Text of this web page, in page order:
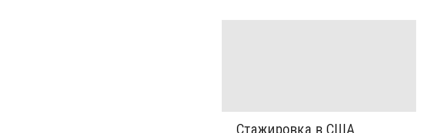
Стажировка в США